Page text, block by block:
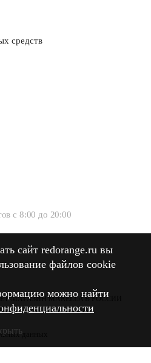
средств
с 8:00 до 20:00
данных
МАГАЗИН MARELLA В РОССИИ
сайт redorange.ru вы
файлов cookie
можно найти
сайт redorange.ru вы
файлов cookie
можно найти